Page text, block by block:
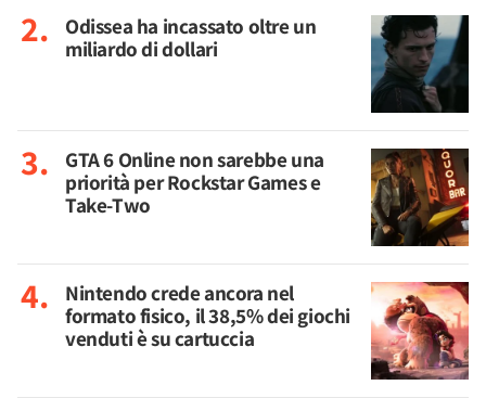
Odissea ha incassato oltre un
miliardo di dollari
GTA 6 Online non sarebbe una
priorità per Rockstar Games e
Take-Two
Nintendo crede ancora nel
formato fisico, il 38,5% dei giochi
venduti è su cartuccia